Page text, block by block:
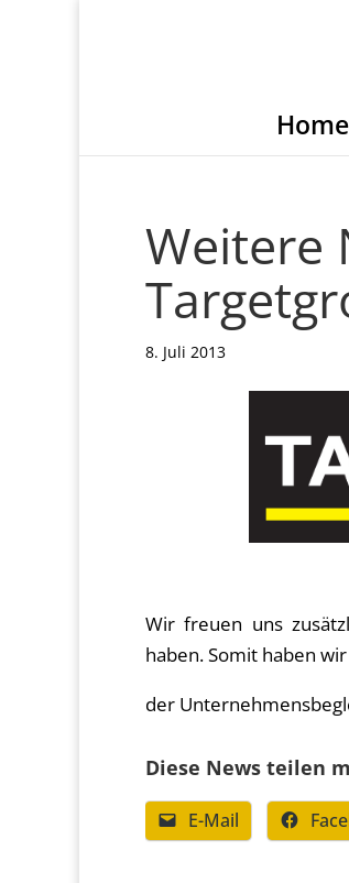
Home
Weitere
8. Juli 2013
Wir freuen uns
haben. Somit haben
der
Diese News teilen
E-Mail